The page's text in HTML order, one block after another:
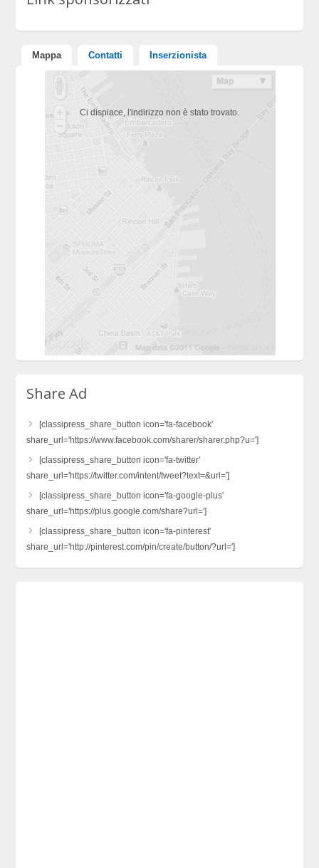
Mappa Contatti Inserzionista
Ci dispiace, l'indirizzo non è stato trovato.
Share Ad
[classipress_share_button icon='fa-facebook'
share_url='https://www.facebook.com/sharer/sharer.php?u=']
[classipress_share_button icon='fa-twitter'
share_url='https://twitter.com/intent/tweet?text=&url=']
[classipress_share_button icon='fa-google-plus'
share_url='https://plus.google.com/share?url=']
[classipress_share_button icon='fa-pinterest'
share_url='http://pinterest.com/pin/create/button/?url=']